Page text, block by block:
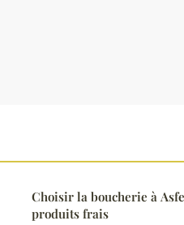
Choisir la boucherie à
produits frais